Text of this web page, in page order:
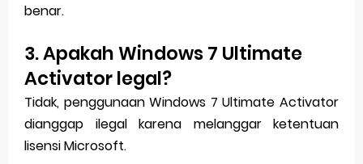
benar.
3. Apakah Windows 7 Ultimate
Activator legal?
Tidak, penggunaan Windows 7 Ultimate Activator
dianggap ilegal karena melanggar ketentuan
lisensi Microsoft.